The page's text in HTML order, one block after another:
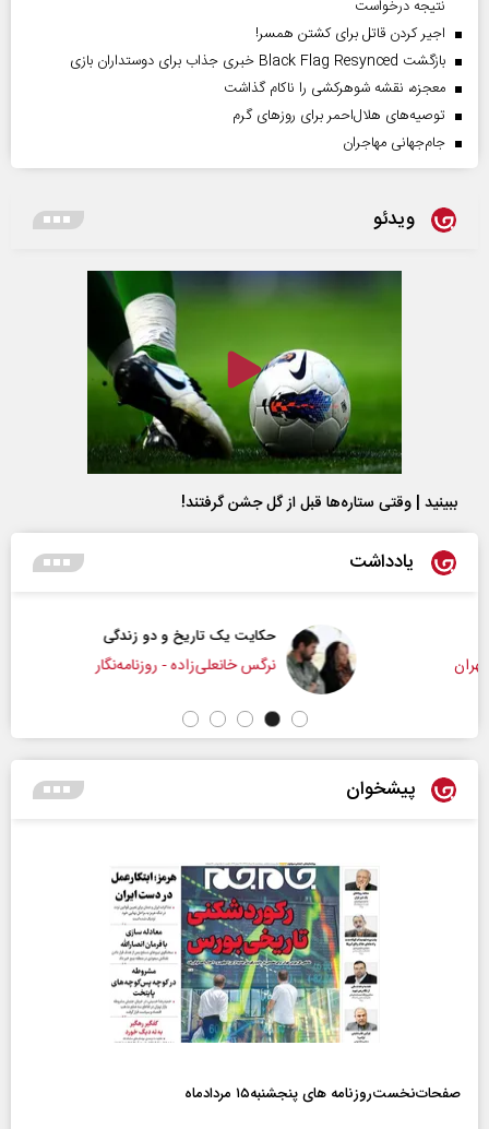
نتیجه درخواست
اجیر کردن قاتل برای کشتن همسر!
بازگشت Black Flag Resynced خبری جذاب برای دوستداران بازی
معجزه، نقشه شوهرکشی را ناکام گذاشت
توصیه‌های هلال‌احمر برای روز‌های گرم
جام‌جهانی مهاجران
ویدئو
ببینید | وقتی ستاره‌ها قبل از گل جشن گرفتند!
یادداشت
حکایت یک تاریخ و دو زندگی
نرگس خانعلی‌زاده - روزنامه‌نگار
پیشخوان
صفحات‌نخست‌روزنامه ها‌ی پنجشنبه‌۱۵ مردادماه